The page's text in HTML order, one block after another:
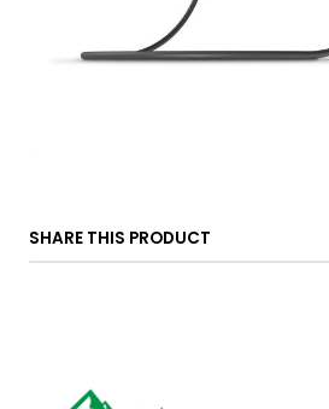
SHARE THIS PRODUCT